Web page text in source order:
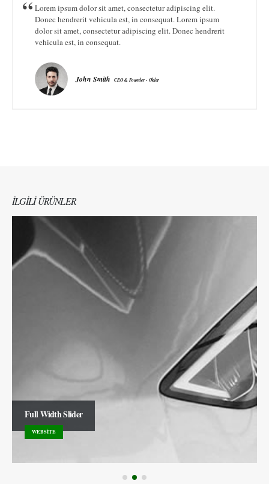
Lorem ipsum dolor sit amet, consectetur adipiscing elit.
Donec hendrerit vehicula est, in consequat. Lorem ipsum
dolor sit amet, consectetur adipiscing elit. Donec hendrerit
vehicula est, in consequat.
John Smith CEO & Founder - Okler
ILGILI ÜRÜNLER
Full Width Slider
WEBSITE